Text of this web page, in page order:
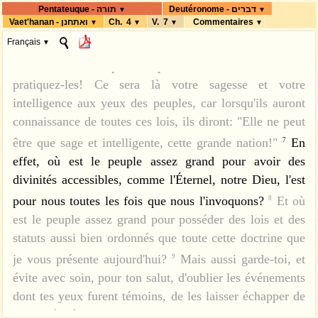
▼ ▼
▼ Ch. 4 ▼ V. 7 ▼ Commentaires ▼
Français ▼
vivants aujourd'hui!
Voyez, je vous ai enseigné des lois
et des statuts, selon ce que m'a ordonné l'Éternel, mon
Dieu, afin que vous vous y conformiez dans le pays où
pratiquez-les! Ce sera là votre sagesse et votre
intelligence aux yeux des peuples, car lorsqu'ils auront
connaissance de toutes ces lois, ils diront: "Elle ne peut
être que sage et intelligente, cette grande nation!"
7
En
effet, où est le peuple assez grand pour avoir des
divinités accessibles, comme l'Éternel, notre Dieu, l'est
pour nous toutes les fois que nous l'invoquons?
8
Et où
est le peuple assez grand pour posséder des lois et des
statuts aussi bien ordonnés que toute cette doctrine que
je vous présente aujourd'hui?
9
Mais aussi garde-toi, et
évite avec soin, pour ton salut, d'oublier les événements
dont tes yeux furent témoins, de les laisser échapper de
ta pensée, à aucun moment de ton existence! Fais-les
וְעַתָּה יִשְׂרָאֵל, שְׁמַע אֶל-הַחֻקִּים
וְאֶל-הַמִּשְׁפָּטִים, אֲשֶׁר אָנֹכִי מְלַמֵּד אֶתְכֶם,
אֶת-הָאָרֶץ, אֲשֶׁר יְהוָה אֱלֹהֵי אֲבֹתֵיכֶם, נֹתֵן
לָכֶם.
ב
לֹא תֹסִפוּ, עַל-הַדָּבָר אֲשֶׁר אָנֹכִי
מְצַוֶּה אֶתְכֶם, וְלֹא תִגְרְעוּ, מִמֶּנּוּ--לִשְׁמֹר,
אֶת-מִצְו‍ֹת יְהוָה אֱלֹהֵיכֶם, אֲשֶׁר אָנֹכִי,
מְצַוֶּה אֶתְכֶם.
ג
עֵינֵיכֶם, הָרֹאוֹת, אֵת
אֲשֶׁר-עָשָׂה יְהוָה, בְּבַעַל פְּעוֹר: כִּי
כָל-הָאִישׁ, אֲשֶׁר הָלַךְ אַחֲרֵי בַעַל-פְּעוֹר--
הִשְׁמִידוֹ יְהוָה אֱלֹהֶיךָ, מִקִּרְבֶּךָ.
וְאַתֶּם,
הַדְּבֵקִים, בַּיהוָה, אֱלֹהֵיכֶם--חַיִּים כֻּלְּכֶם,
הַיּוֹם.
ה
רְאֵה לִמַּדְתִּי אֶתְכֶם, חֻקִּים
וּמִשְׁפָּטִים, כַּאֲשֶׁר צִוַּנִי, יְהוָה אֱלֹהָי: